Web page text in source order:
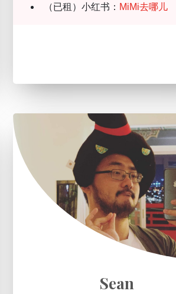
（已租）小红书： MiMi去哪儿
Sean